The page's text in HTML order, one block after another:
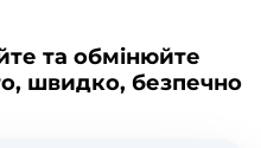
та обмінюйте
швидко, безпечно